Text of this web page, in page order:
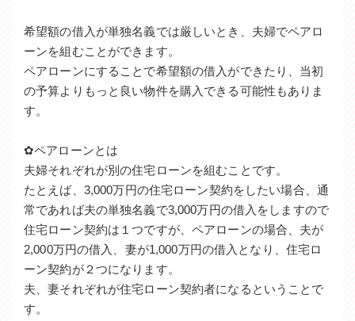
希望額の借入が単独名義では厳しいとき、夫婦でペアロ
ーンを組むことができます。
ペアローンにすることで希望額の借入ができたり、当初
の予算よりもっと良い物件を購入できる可能性もありま
す。
✿ペアローンとは
夫婦それぞれが別の住宅ローンを組むことです。
たとえば、3,000万円の住宅ローン契約をしたい場合、通
常であれば夫の単独名義で3,000万円の借入をしますので
住宅ローン契約は１つですが、ペアローンの場合、夫が
2,000万円の借入、妻が1,000万円の借入となり、住宅ロ
ーン契約が２つになります。
夫、妻それぞれが住宅ローン契約者になるということで
す。